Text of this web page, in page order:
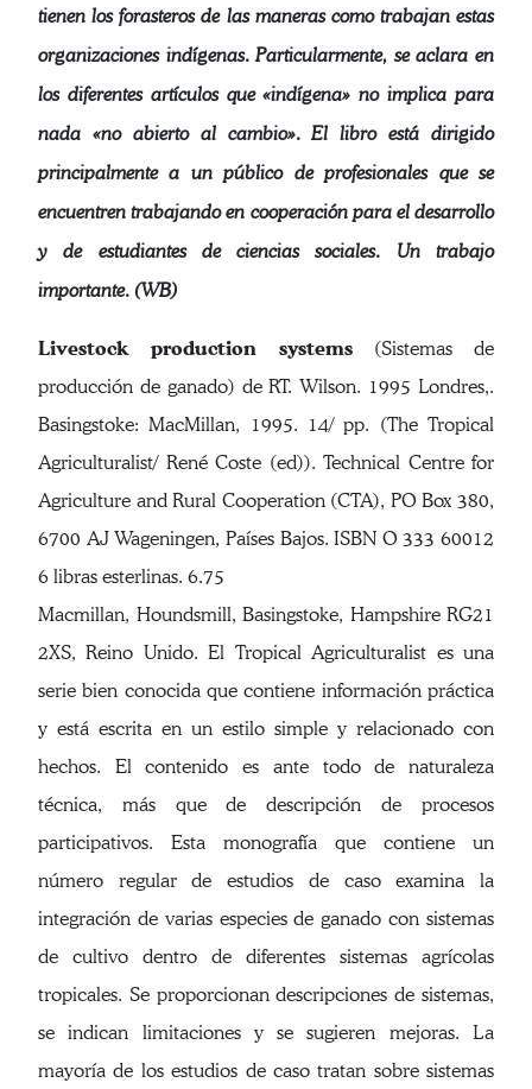
tienen los forasteros de las maneras como trabajan estas
organizaciones indígenas. Particularmente, se aclara en
los diferentes artículos que «indígena» no implica para
nada «no abierto al cambio». El libro está dirigido
principalmente a un público de profesionales que se
encuentren trabajando en cooperación para el desarrollo
y de estudiantes de ciencias sociales. Un trabajo
importante. (WB)
Livestock production systems (Sistemas de
producción de ganado) de RT. Wilson. 1995 Londres,.
Basingstoke: MacMillan, 1995. 14/ pp. (The Tropical
Agriculturalist/ René Coste (ed)). Technical Centre for
Agriculture and Rural Cooperation (CTA), PO Box 380,
6700 AJ Wageningen, Países Bajos. ISBN O 333 60012
6 libras esterlinas. 6.75
Macmillan, Houndsmill, Basingstoke, Hampshire RG21
2XS, Reino Unido. El Tropical Agriculturalist es una
serie bien conocida que contiene información práctica
y está escrita en un estilo simple y relacionado con
hechos. El contenido es ante todo de naturaleza
técnica, más que de descripción de procesos
participativos. Esta monografía que contiene un
número regular de estudios de caso examina la
integración de varias especies de ganado con sistemas
de cultivo dentro de diferentes sistemas agrícolas
tropicales. Se proporcionan descripciones de sistemas,
se indican limitaciones y se sugieren mejoras. La
mayoría de los estudios de caso tratan sobre sistemas